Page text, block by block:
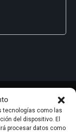
tecnologías como las
del dispositivo. El
procesar datos como